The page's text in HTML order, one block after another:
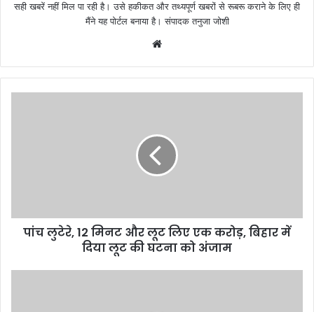
सही खबरें नहीं मिल पा रही है। उसे हकीकत और तथ्यपूर्ण खबरों से रूबरू कराने के लिए ही
मैंने यह पोर्टल बनाया है। संपादक तनुजा जोशी
b
s
e
पांच लुटेरे, 12 मिनट और लूट लिए एक करोड़, बिहार में
दिया लूट की घटना को अंजाम